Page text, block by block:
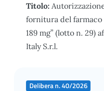
Titolo:
fornitura del farmaco
189 mg” (lotto n. 29)
Italy S.r.l.
Delibera n. 40/2026